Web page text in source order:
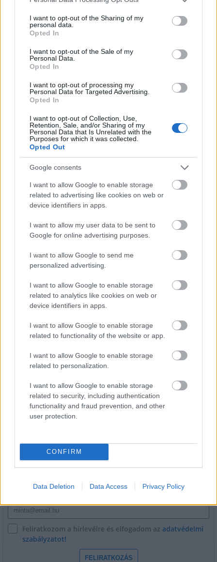
not limited to your visit or usage behaviour. You may click to
grant or deny consent to Google and its third-party tags to
use your data for below specified purposes in below Google
consent section.
I want to opt-out of the Sharing of my
personal data.
Opted In
I want to opt-out of the Sale of my
Personal Data.
Opted In
I want to opt-out of processing my
Personal Data for Targeted Advertising.
Opted In
I want to opt-out of Collection, Use,
Retention, Sale, and/or Sharing of my
Personal Data that Is Unrelated with the
Purposes for which it was collected.
Opted Out
Google consents
I want to allow Google to enable storage
related to advertising like cookies on web or
device identifiers in apps.
I want to allow my user data to be sent to
Google for online advertising purposes.
I want to allow Google to send me
personalized advertising.
I want to allow Google to enable storage
related to analytics like cookies on web or
device identifiers in apps.
I want to allow Google to enable storage
related to functionality of the website or app.
I want to allow Google to enable storage
related to personalization.
I want to allow Google to enable storage
related to security, including authentication
functionality and fraud prevention, and other
user protection.
CONFIRM
Data Deletion Data Access Privacy Policy
Épkar Zrt.
Épített öröksége megújításával is készül Mohács a
csata ötszázadik évfordulójára
Új kápolna, kiállítótér épült a mohácsi csata emlékhelyén. A
városban is számos beruházás készült el vagy közeledik a
befejezéshez. Új parkolóház létesül, megújul a városháza és a
A tengerfenék alatt négy óriáskábellel
kötik össze Spanyolország és
Franciaország villamosenergia-
hálózatát
Még több zöld, még több virág és új
játszótér Debrecen egyik legfontosabb
Fából épül Budakeszi új óvodája
Gyárleállításokkal és átszervezett
termeléssel tehermentesíti a
Feliratkozom a hírlevélre és elfogadom az adatvédelmi
szabályzatot!
FELIRATKOZÁS